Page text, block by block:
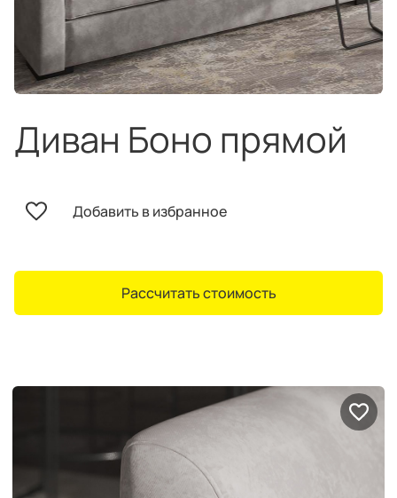
техника
Специальные
предложения
и скидки
Салоны продаж
Десятки образцов в каждом салоне
Портфолио проектов
Диван Боно прямой
Добавить в избранное
Рассчитать стоимость